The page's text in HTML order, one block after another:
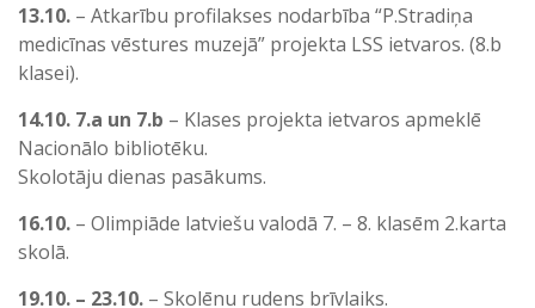
13.10. – Atkarību profilakses nodarbība “P.Stradiņa
medicīnas vēstures muzejā” projekta LSS ietvaros. (8.b
klasei).
14.10. 7.a un 7.b – Klases projekta ietvaros apmeklē
Nacionālo bibliotēku.
Skolotāju dienas pasākums.
16.10. – Olimpiāde latviešu valodā 7. – 8. klasēm 2.karta
skolā.
19.10. – 23.10. – Skolēnu rudens brīvlaiks.